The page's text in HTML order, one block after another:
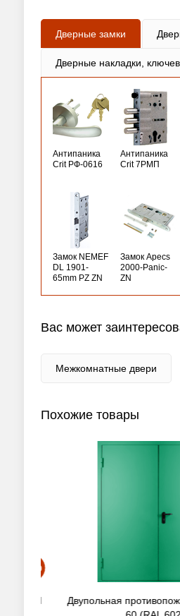
Дверные замки
Дверные накладки,
Антипаника
Crit РФ-0616
Антипаника
Crit 7РМП
Замок NEMEF
DL 1901-
65mm PZ ZN
Замок Apecs
2000-Panic-
ZN
Вас может
Межкомнатные двери
Похожие товары
Двупольная